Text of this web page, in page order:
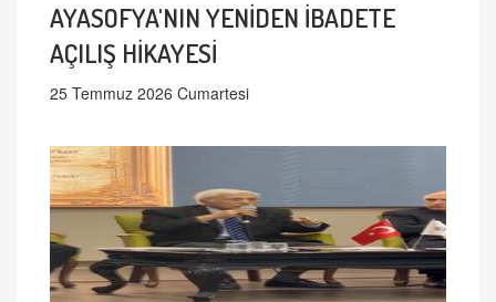
AYASOFYA'NIN YENİDEN İBADETE
AÇILIŞ HİKAYESİ
25 Temmuz 2026 Cumartesi